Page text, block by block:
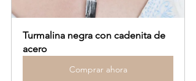
Turmalina negra con cadenita de
acero
Comprar ahora